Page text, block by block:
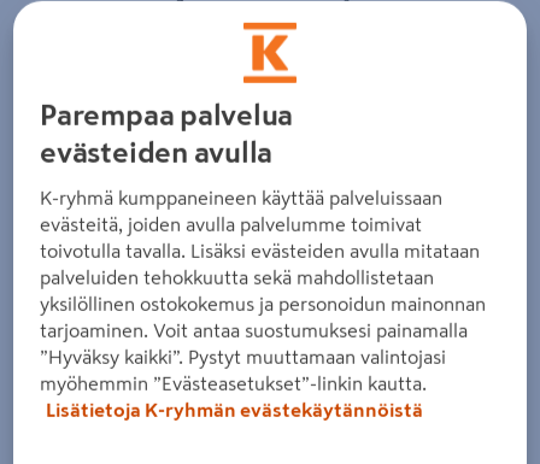
Zoomaa kuvaa sormilla kosketusnäytöllä
Parempaa palvelua
evästeiden avulla
K-ryhmä kumppaneineen käyttää palveluissaan
evästeitä, joiden avulla palvelumme toimivat
toivotulla tavalla. Lisäksi evästeiden avulla mitataan
palveluiden tehokkuutta sekä mahdollistetaan
yksilöllinen ostokokemus ja personoidun mainonnan
tarjoaminen. Voit antaa suostumuksesi painamalla
”Hyväksy kaikki”. Pystyt muuttamaan valintojasi
myöhemmin ”Evästeasetukset”-linkin kautta.
Lisätietoja K-ryhmän evästekäytännöistä